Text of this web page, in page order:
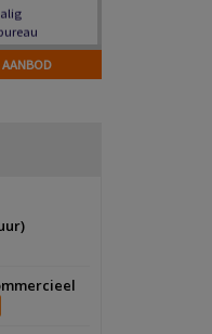
AANBOD